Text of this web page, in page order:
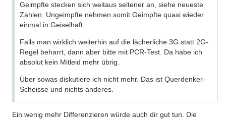
Geimpfte stecken sich weitaus seltener an, siehe neueste
Zahlen. Ungeimpfte nehmen somit Geimpfte quasi wieder
einmal in Geiselhaft.
Falls man wirklich weiterhin auf die lächerliche 3G statt 2G-
Regel beharrt, dann aber bitte mit PCR-Test. Da habe ich
absolut kein Mitleid mehr übrig.
Über sowas diskutiere ich nicht mehr. Das ist Querdenker-
Scheisse und nichts anderes.
Ein wenig mehr Differenzieren würde auch dir gut tun. Die